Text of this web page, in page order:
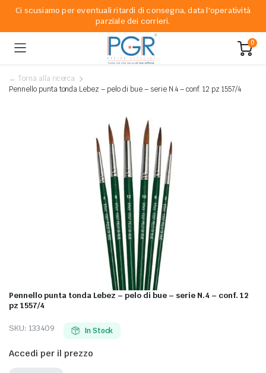
Ci scusiamo per eventuali ritardi di consegna, data l'operatività
parziale dei corrieri.
0
← Torna alla ricerca
Pennello punta tonda Lebez – pelo di bue – serie N.4 – conf. 12 pz 1557/4
Pennello punta tonda Lebez – pelo di bue – serie N.4 – conf. 12
pz 1557/4
SKU: 133409 In Stock
Accedi per il prezzo